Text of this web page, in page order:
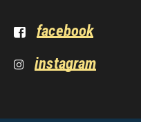
facebook
instagram